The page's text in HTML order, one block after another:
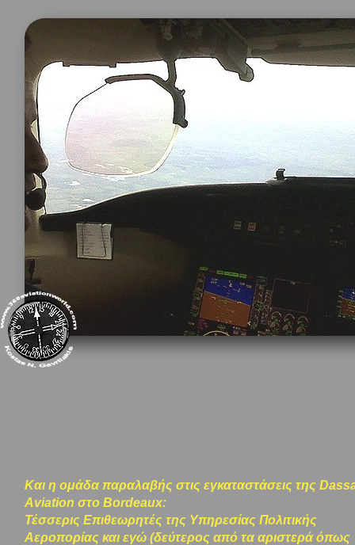
Και η ομάδα παραλαβής στις εγκαταστάσεις της
Aviation στο Bordeaux:
Τέσσερις Επιθεωρητές της Υπηρεσίας Πολιτικής
Αεροπορίας και εγώ (δεύτερος από τα αριστερά όπως